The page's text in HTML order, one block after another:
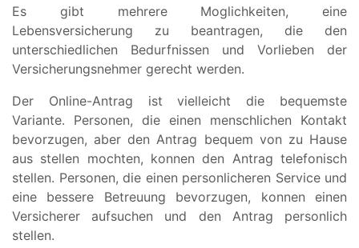
Es gibt mehrere Moglichkeiten, eine
Lebensversicherung zu beantragen, die den
unterschiedlichen Bedurfnissen und Vorlieben der
Versicherungsnehmer gerecht werden.
Der Online-Antrag ist vielleicht die bequemste
Variante. Personen, die einen menschlichen Kontakt
bevorzugen, aber den Antrag bequem von zu Hause
aus stellen mochten, konnen den Antrag telefonisch
stellen. Personen, die einen personlicheren Service und
eine bessere Betreuung bevorzugen, konnen einen
Versicherer aufsuchen und den Antrag personlich
stellen.